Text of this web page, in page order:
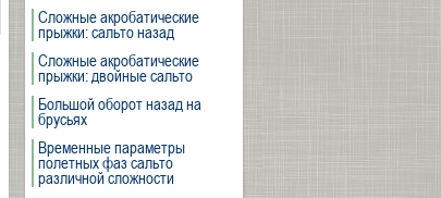
Сложные акробатические
прыжки: сальто назад
Сложные акробатические
прыжки: двойные сальто
Большой оборот назад на
брусьях
Временные параметры
полетных фаз сальто
различной сложности